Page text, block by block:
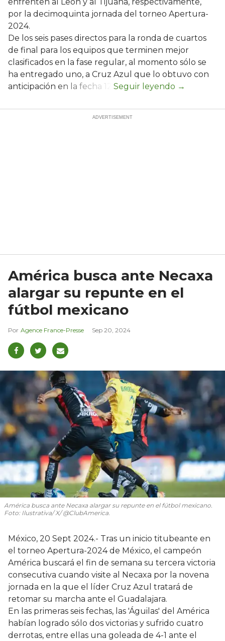
enfrenten al León y al Tijuana, respectivamente,
por la decimoquinta jornada del torneo Apertura-
2024.
De los seis pases directos para la ronda de cuartos
de final para los equipos que terminen mejor
clasificados en la fase regular, al momento sólo se
ha entregado uno, a Cruz Azul que lo obtuvo con
anticipación en la fecha 12.
América busca ante Necaxa
alargar su repunte en el
fútbol mexicano
Agence France-Presse Sep 20, 2024
América busca ante Necaxa alargar su repunte en el fútbol mexicano.
Foto: Ilustrativa/ X/ @ClubAmerica.
México, 20 Sept 2024.- Tras un inicio titubeante en
el torneo Apertura-2024 de México, el campeón
América buscará el fin de semana su tercera victoria
consecutiva cuando visite al Necaxa por la novena
jornada en la que el líder Cruz Azul tratará de
retomar su marcha ante el Guadalajara.
En las primeras seis fechas, las 'Águilas' del América
habían logrado sólo dos victorias y sufrido cuatro
derrotas, entre ellas una goleada de 4-1 ante el